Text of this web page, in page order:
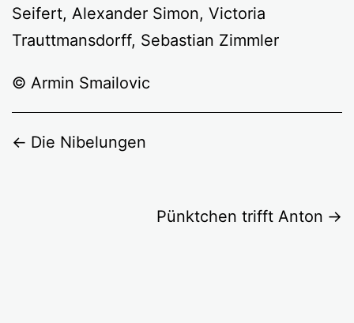
Seifert, Alexander Simon, Victoria
Trauttmansdorff, Sebastian Zimmler
© Armin Smailovic
Die Nibelungen
Pünktchen trifft Anton